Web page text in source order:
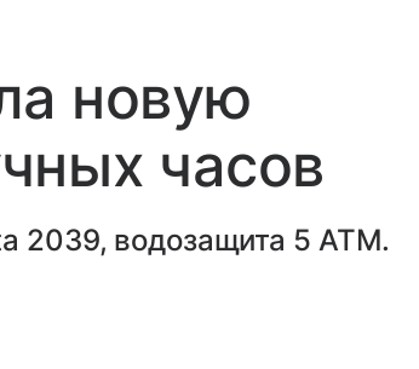
новую
часов
2039, водозащита 5 ATM.